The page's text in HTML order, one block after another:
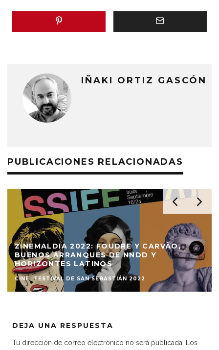
IÑAKI ORTIZ GASCÓN
PUBLICACIONES RELACIONADAS
ZINEMALDIA 2022: FOUDRE Y CARVÃO,
BUENOS ARRANQUES DE NNDD Y
HORIZONTES LATINOS
CINE FESTIVAL DE SAN SEBASTIÁN 2022
DEJA UNA RESPUESTA
Tu dirección de correo electrónico no será publicada.
Los